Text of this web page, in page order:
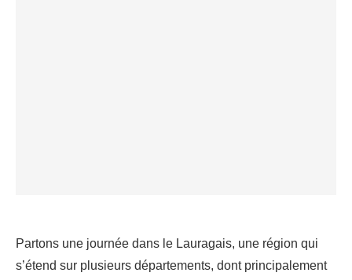
Partons une journée dans le Lauragais, une région qui
s’étend sur plusieurs départements, dont principalement